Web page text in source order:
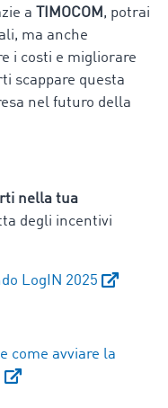
a
TIMOCOM , potrai
ma anche
i costi e migliorare
scappare questa
nel futuro della
nella tua
degli incentivi
LogIN 2025
come avviare la